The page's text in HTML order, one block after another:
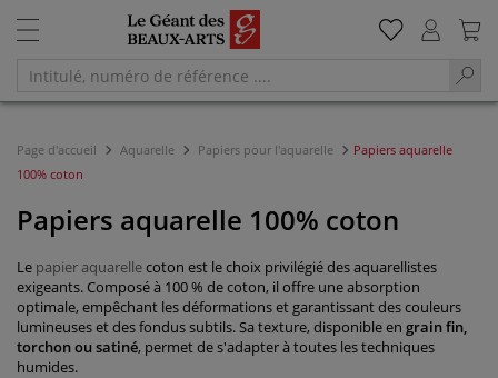
Page d'accueil Aquarelle Papiers pour l'aquarelle
Papiers aquarelle
100% coton
Papiers aquarelle 100% coton
Le papier aquarellecoton est le choix privilégié des aquarellistes
exigeants. Composé à 100 % de coton, il offre une absorption
optimale, empêchant les déformations et garantissant des couleurs
lumineuses et des fondus subtils. Sa texture, disponible en grain fin,
torchon ou satiné, permet de s'adapter à toutes les techniques
humides.